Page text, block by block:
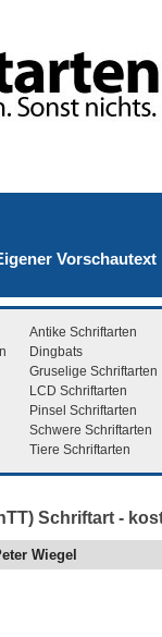
Vorschautext
Antike Schriftarten
Dingbats
Gruselige Schriftarten
LCD Schriftarten
Pinsel Schriftarten
Schwere Schriftarten
Tiere Schriftarten
Schriftart -
Wiegel